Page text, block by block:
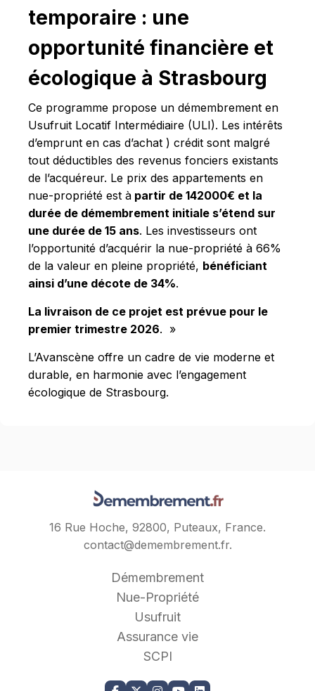
temporaire : une
opportunité financière et
écologique à Strasbourg
Ce programme propose un démembrement en
Usufruit Locatif Intermédiaire (ULI). Les intérêts
d’emprunt en cas d’achat ) crédit sont malgré
tout déductibles des revenus fonciers existants
de l’acquéreur. Le prix des appartements en
nue-propriété est à partir de 142000€ et la
durée de démembrement initiale s’étend sur
une durée de 15 ans. Les investisseurs ont
l’opportunité d’acquérir la nue-propriété à 66%
de la valeur en pleine propriété, bénéficiant
ainsi d’une décote de 34%.
La livraison de ce projet est prévue pour le
premier trimestre 2026. »
L’Avanscène offre un cadre de vie moderne et
durable, en harmonie avec l’engagement
écologique de Strasbourg.
16 Rue Hoche, 92800, Puteaux, France.
contact@demembrement.fr.
Démembrement
Nue-Propriété
Usufruit
Assurance vie
SCPI